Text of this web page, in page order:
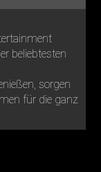
beliebtesten
sorgen
für die ganz